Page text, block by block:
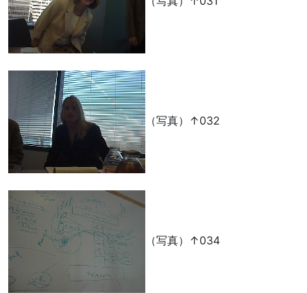
（写真）↑032
（写真）↑034